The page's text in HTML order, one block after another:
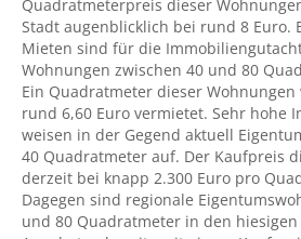
Quadratmeterpreis dieser
Stadt augenblicklich bei rund 8 Euro.
Mieten sind für die
Wohnungen zwischen 40 und 80
Ein Quadratmeter dieser
rund 6,60 Euro vermietet. Sehr hohe
weisen in der Gegend aktuell
40 Quadratmeter auf. Der Kaufpreis
derzeit bei knapp 2.300 Euro pro
Dagegen sind regionale
und 80 Quadratmeter in den